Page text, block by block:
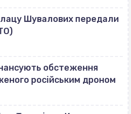
Шувалових передали
обстеження
російським дроном